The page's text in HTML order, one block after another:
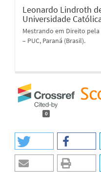
Leonardo Lindroth
Universidade
Mestrando em Direito
– PUC, Paraná (Brasil).
0